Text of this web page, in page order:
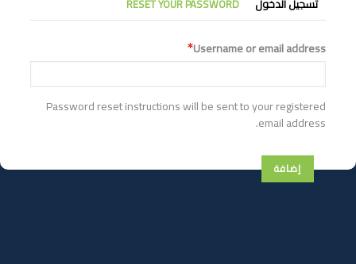
الأساسية
تسجيل الدخول RESET YOUR PASSWORD
Username or email address
Password reset instructions will be sent to your registered
email address.